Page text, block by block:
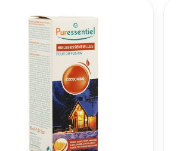
les valeurs minimales et maximales du prix.